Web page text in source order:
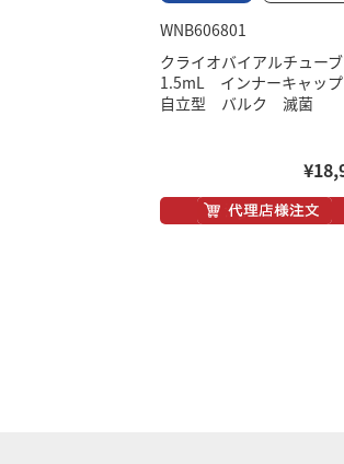
WNB606801
クライオバイアルチュ
1.5mL インナーキャ
自立型 バルク 滅菌